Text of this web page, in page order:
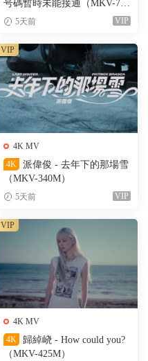
号碼暫時未能接通（MKV-701
M）5天前 VIP
4K MV
4K
派偉俊 - 去年下的那場雪
（MKV-340M）
5天前 VIP
VIP
4K MV
4K
歸綽峣 - How could you?
（MKV-425M）
VIP